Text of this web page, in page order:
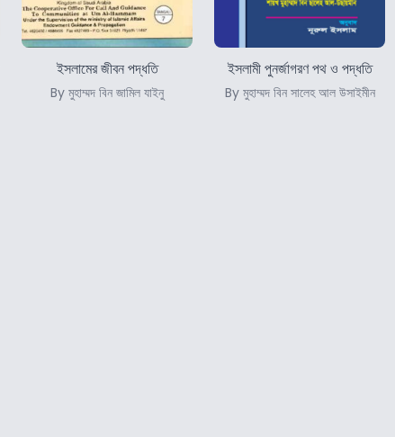
ইসলামের জীবন পদ্ধতি
By মুহাম্মদ বিন জামিল যাইনু
ইসলামী পুনর্জাগরণ পথ ও পদ্ধতি
By মুহাম্মদ বিন সালেহ আল উসাইমীন